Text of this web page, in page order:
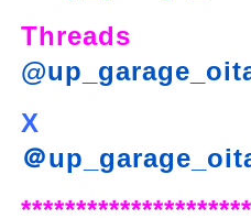
Threads
X
＠